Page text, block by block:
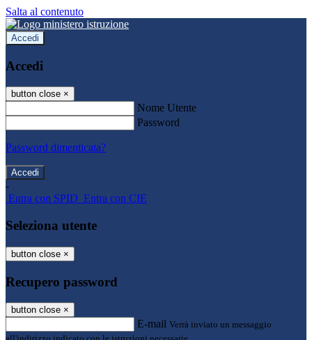
Salta al contenuto
Accedi
Accedi
button close ×
Nome Utente
Password
Password dimenticata?
-
Entra con SPID Entra con CIE
Seleziona utente
button close ×
Recupero password
button close ×
E-mail Verrà inviato un messaggio